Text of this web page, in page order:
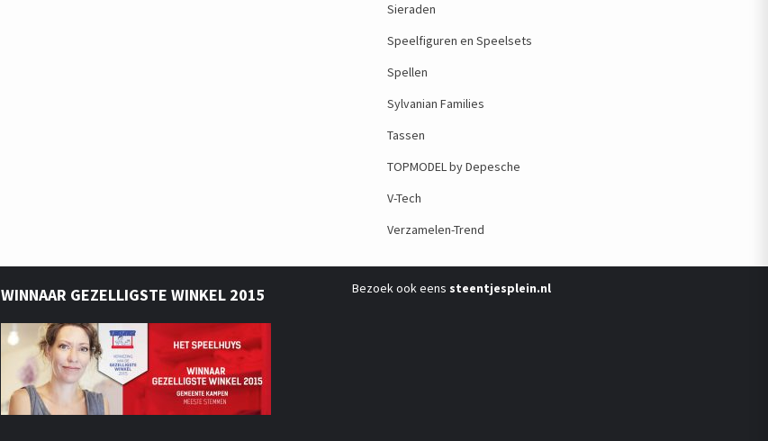
Sieraden
Speelfiguren en Speelsets
Spellen
Sylvanian Families
Tassen
TOPMODEL by Depesche
V-Tech
Verzamelen-Trend
WINNAAR GEZELLIGSTE WINKEL 2015 Bezoek ook eens steentjesplein.nl